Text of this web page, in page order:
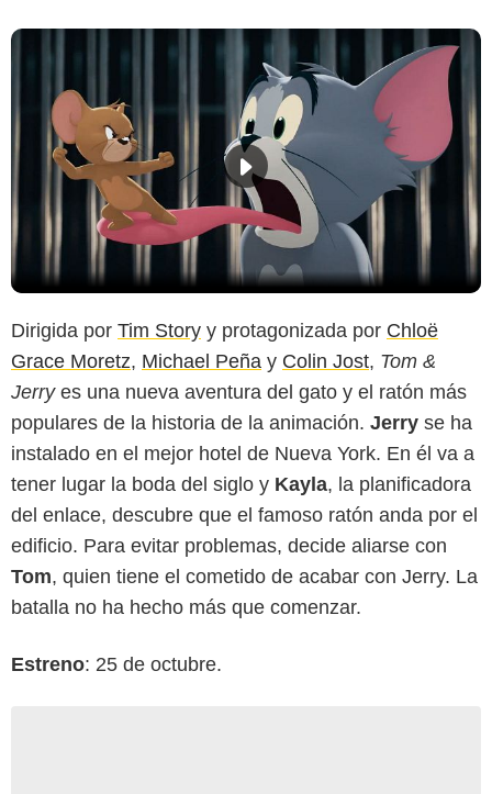
Dirigida por Tim Story y protagonizada por Chloë
Grace Moretz, Michael Peña y Colin Jost, Tom &
Jerryes una nueva aventura del gato y el ratón más
populares de la historia de la animación. Jerry se ha
instalado en el mejor hotel de Nueva York. En él va a
tener lugar la boda del siglo y Kayla, la planificadora
del enlace, descubre que el famoso ratón anda por el
edificio. Para evitar problemas, decide aliarse con
Tom, quien tiene el cometido de acabar con Jerry. La
batalla no ha hecho más que comenzar.
Estreno: 25 de octubre.